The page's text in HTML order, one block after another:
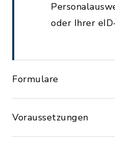
oder Ihrer
Formulare
Voraussetzungen